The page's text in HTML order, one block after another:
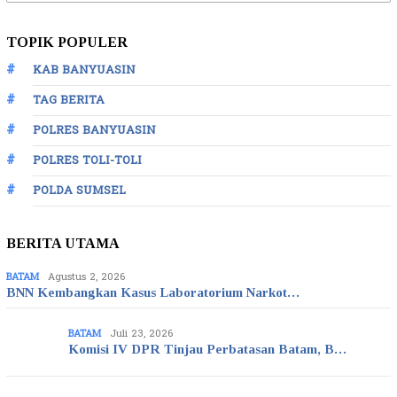
TOPIK POPULER
KAB BANYUASIN
TAG BERITA
POLRES BANYUASIN
POLRES TOLI-TOLI
POLDA SUMSEL
BERITA UTAMA
BATAM Agustus 2, 2026
BNN Kembangkan Kasus Laboratorium Narkot…
BATAM Juli 23, 2026
Komisi IV DPR Tinjau Perbatasan Batam, B…